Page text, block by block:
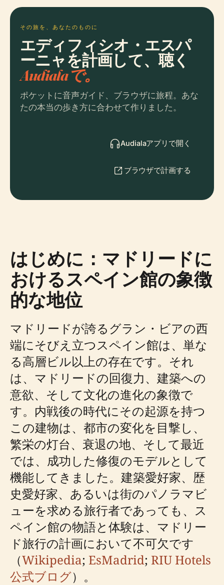
その旅を、あなたのものに
エディフィシオ・エスパ
ーニャを計画して、聴く
Audialaで。
ポケットに音声ガイド、ブラウザに旅程。あな
たの本当の歩き方に合わせて作りました。
Audialaアプリで開く
ブラウザで計画する
はじめに：マドリードに
おけるスペイン館の象徴
的な地位
マドリードが誇るグラン・ビアの西
端にそびえ立つスペイン館は、単な
る高層ビル以上の存在です。それ
は、マドリードの回復力、建築への
意欲、そして文化の進化の象徴で
す。内戦後の時代にその起源を持つ
この建物は、都市の変化を目撃し、
繁栄の灯台、衰退の地、そして最近
では、成功した修復のモデルとして
機能してきました。建築愛好家、歴
史愛好家、あるいは街のパノラマビ
ューを求める旅行者であっても、ス
ペイン館の物語と体験は、マドリー
ド旅行の計画において不可欠です
（Wikipedia; EsMadrid; RIU Hotels
公式ブログ）。